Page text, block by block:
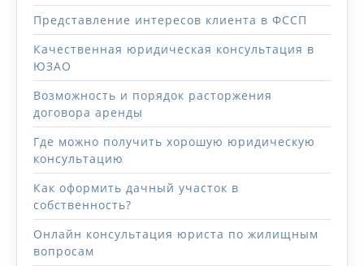
Представление интересов клиента в ФССП
Качественная юридическая консультация в
ЮЗАО
Возможность и порядок расторжения
договора аренды
Где можно получить хорошую юридическую
консультацию
Как оформить дачный участок в
собственность?
Онлайн консультация юриста по жилищным
вопросам